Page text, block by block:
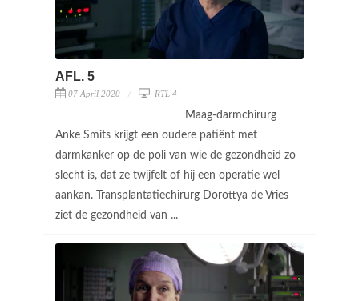
AFL. 5
07 April 2020 RTL 4
Maag-darmchirurg
Anke Smits krijgt een oudere patiënt met
darmkanker op de poli van wie de gezondheid zo
slecht is, dat ze twijfelt of hij een operatie wel
aankan. Transplantatiechirurg Dorottya de Vries
ziet de gezondheid van ...